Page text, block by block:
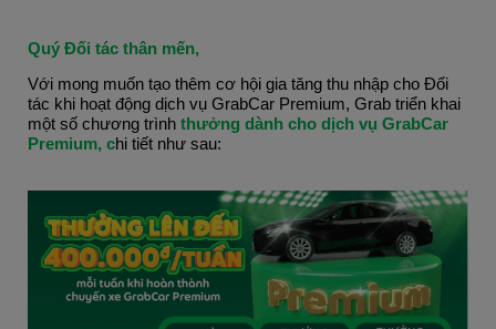
Quý Đối tác thân mến,
Với mong muốn tạo thêm cơ hội gia tăng thu nhập cho Đối
tác khi hoạt động dịch vụ GrabCar Premium, Grab triển khai
một số chương trình thưởng dành cho dịch vụ GrabCar
Premium, chi tiết như sau: